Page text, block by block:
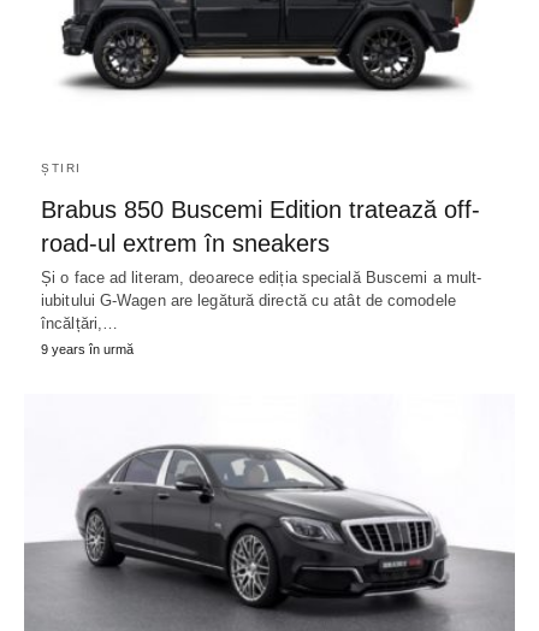
ȘTIRI
Brabus 850 Buscemi Edition tratează off-
road-ul extrem în sneakers
Și o face ad literam, deoarece ediția specială Buscemi a mult-
iubitului G-Wagen are legătură directă cu atât de comodele
încălțări,…
9 years în urmă